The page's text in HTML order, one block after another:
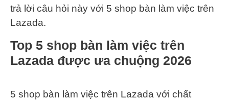
trả lời câu hỏi này với 5 shop bàn làm việc trên
Lazada.
Top 5 shop bàn làm việc trên
Lazada được ưa chuộng 2026
5 shop bàn làm việc trên Lazada với chất